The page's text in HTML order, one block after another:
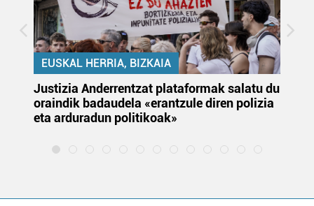
EUSKAL HERRIA, BIZKAIA
Justizia Anderrentzat plataformak salatu du
oraindik badaudela «erantzule diren polizia
eta arduradun politikoak»